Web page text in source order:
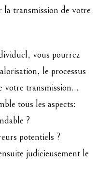
la transmission de votre
vous pourrez
le processus
votre transmission…
tous les aspects:
?
potentiels ?
judicieusement le